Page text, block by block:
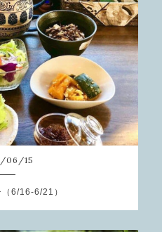
/06 /15
6/16-6/21）